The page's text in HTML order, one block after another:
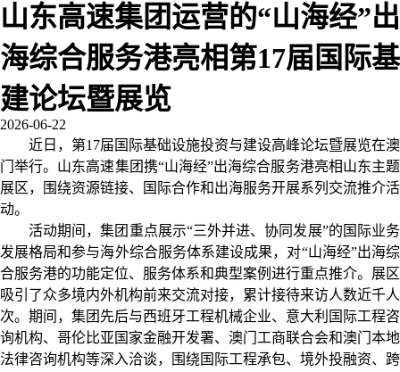
山东高速集团运营的“山海经”出
海综合服务港亮相第17届国际基
建论坛暨展览
2026-06-22
近日，第17届国际基础设施投资与建设高峰论坛暨展览在澳
门举行。山东高速集团携“山海经”出海综合服务港亮相山东主题
展区，围绕资源链接、国际合作和出海服务开展系列交流推介活
动。
活动期间，集团重点展示“三外并进、协同发展”的国际业务
发展格局和参与海外综合服务体系建设成果，对“山海经”出海综
合服务港的功能定位、服务体系和典型案例进行重点推介。展区
吸引了众多境内外机构前来交流对接，累计接待来访人数近千人
次。期间，集团先后与西班牙工程机械企业、意大利国际工程咨
询机构、哥伦比亚国家金融开发署、澳门工商联合会和澳门本地
法律咨询机构等深入洽谈，围绕国际工程承包、境外投融资、跨